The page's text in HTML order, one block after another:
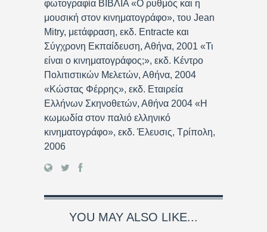
φωτογραφία ΒΙΒΛΙΑ «Ο ρυθμός και η
μουσική στον κινηματογράφο», του Jean
Mitry, μετάφραση, εκδ. Entracte και
Σύγχρονη Εκπαίδευση, Αθήνα, 2001 «Τι
είναι ο κινηματογράφος;», εκδ. Κέντρο
Πολιτιστικών Μελετών, Αθήνα, 2004
«Κώστας Φέρρης», εκδ. Εταιρεία
Ελλήνων Σκηνοθετών, Αθήνα 2004 «Η
κωμωδία στον παλιό ελληνικό
κινηματογράφο», εκδ. Έλευσις, Τρίπολη,
2006
YOU MAY ALSO LIKE...